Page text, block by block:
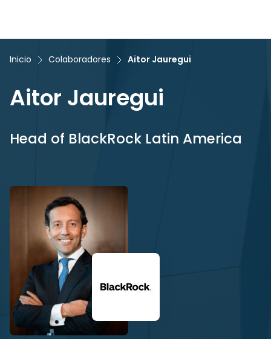
Inicio Colaboradores Aitor Jauregui
Aitor Jauregui
Head of BlackRock Latin America